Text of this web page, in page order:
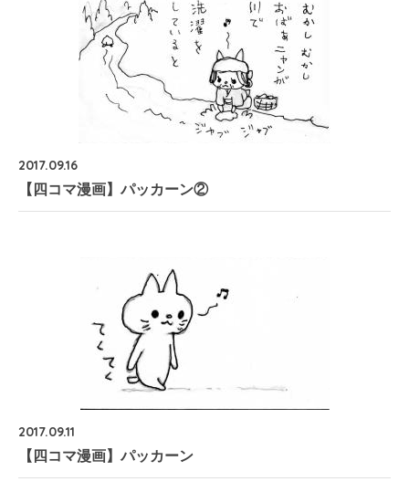
2017.09.16
【四コマ漫画】パッカーン②
2017.09.11
【四コマ漫画】パッカーン